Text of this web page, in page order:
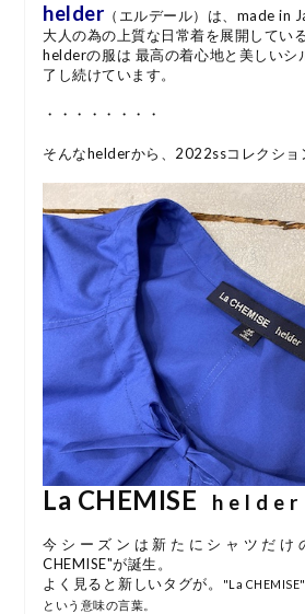
helder （エルデール）は、made in
大人の為の上質な日常着を展開してい
helderの服は 最高の着心地と美しいシ
了し続けています。
・・・・・・・・
そんなhelderから、2022ssコレクショ
La CHEMISE h e l d e r
今シーズンは新たにシャツだけ
CHEMISE"が誕生。
よく見ると新しいタグが。
"La
という意味の言葉。